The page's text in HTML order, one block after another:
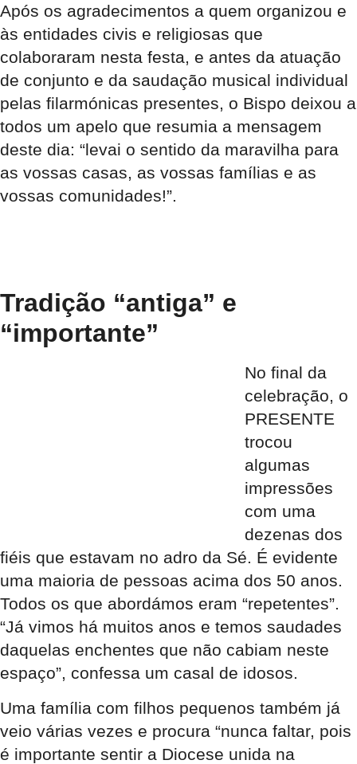
Após os agradecimentos a quem organizou e
às entidades civis e religiosas que
colaboraram nesta festa, e antes da atuação
de conjunto e da saudação musical individual
pelas filarmónicas presentes, o Bispo deixou a
todos um apelo que resumia a mensagem
deste dia: “levai o sentido da maravilha para
as vossas casas, as vossas famílias e as
vossas comunidades!”.
Tradição “antiga” e
“importante”
No final da
celebração, o
PRESENTE
trocou
algumas
impressões
com uma
dezenas dos
fiéis que estavam no adro da Sé. É evidente
uma maioria de pessoas acima dos 50 anos.
Todos os que abordámos eram “repetentes”.
“Já vimos há muitos anos e temos saudades
daquelas enchentes que não cabiam neste
espaço”, confessa um casal de idosos.
Uma família com filhos pequenos também já
veio várias vezes e procura “nunca faltar, pois
é importante sentir a Diocese unida na